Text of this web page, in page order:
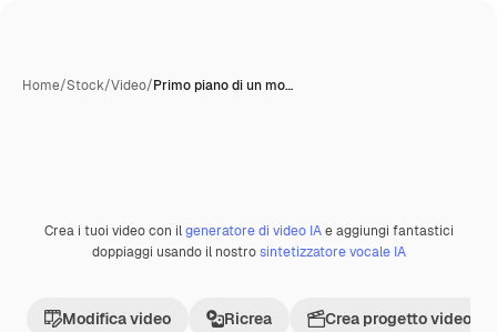
Home/Stock/Video/Primo piano di un mo…
Premium
Crea i tuoi video con ilgeneratore di video IAe aggiungi fantastici
doppiaggi usando il nostrosintetizzatore vocale IA
Modifica video Ricrea Crea progetto video